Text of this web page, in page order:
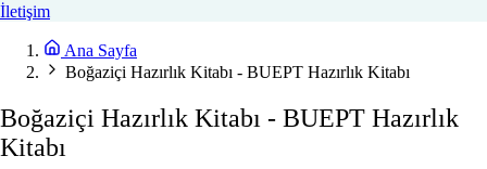
İletişim
Ana Sayfa
Boğaziçi Hazırlık Kitabı - BUEPT Hazırlık Kitabı
Boğaziçi Hazırlık Kitabı - BUEPT Hazırlık
Kitabı